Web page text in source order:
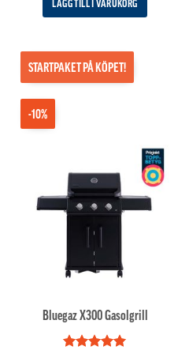
LÄGG TILL I VARUKORG
-10%
STARTPAKET PÅ KÖPET!
Bluegaz X300 Gasolgrill